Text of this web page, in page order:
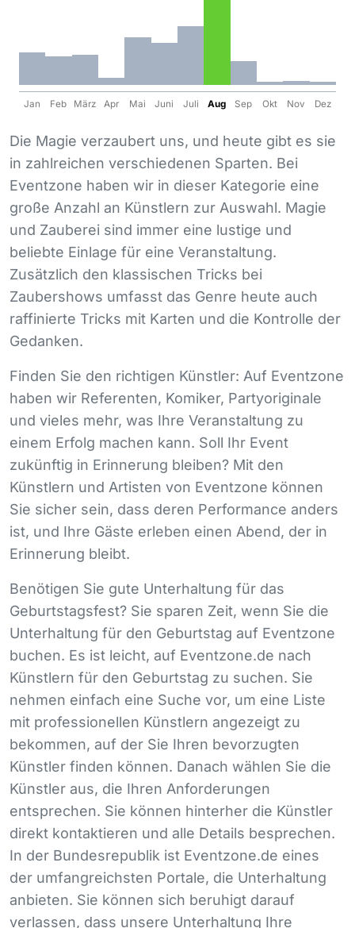
Jan Feb März Apr Mai Juni Juli Aug Sep Okt Nov Dez
Die Magie verzaubert uns, und heute gibt es sie
in zahlreichen verschiedenen Sparten. Bei
Eventzone haben wir in dieser Kategorie eine
große Anzahl an Künstlern zur Auswahl. Magie
und Zauberei sind immer eine lustige und
beliebte Einlage für eine Veranstaltung.
Zusätzlich den klassischen Tricks bei
Zaubershows umfasst das Genre heute auch
raffinierte Tricks mit Karten und die Kontrolle der
Gedanken.
Finden Sie den richtigen Künstler: Auf Eventzone
haben wir Referenten, Komiker, Partyoriginale
und vieles mehr, was Ihre Veranstaltung zu
einem Erfolg machen kann. Soll Ihr Event
zukünftig in Erinnerung bleiben? Mit den
Künstlern und Artisten von Eventzone können
Sie sicher sein, dass deren Performance anders
ist, und Ihre Gäste erleben einen Abend, der in
Erinnerung bleibt.
Benötigen Sie gute Unterhaltung für das
Geburtstagsfest? Sie sparen Zeit, wenn Sie die
Unterhaltung für den Geburtstag auf Eventzone
buchen. Es ist leicht, auf Eventzone.de nach
Künstlern für den Geburtstag zu suchen. Sie
nehmen einfach eine Suche vor, um eine Liste
mit professionellen Künstlern angezeigt zu
bekommen, auf der Sie Ihren bevorzugten
Künstler finden können. Danach wählen Sie die
Künstler aus, die Ihren Anforderungen
entsprechen. Sie können hinterher die Künstler
direkt kontaktieren und alle Details besprechen.
In der Bundesrepublik ist Eventzone.de eines
der umfangreichsten Portale, die Unterhaltung
anbieten. Sie können sich beruhigt darauf
verlassen, dass unsere Unterhaltung Ihre